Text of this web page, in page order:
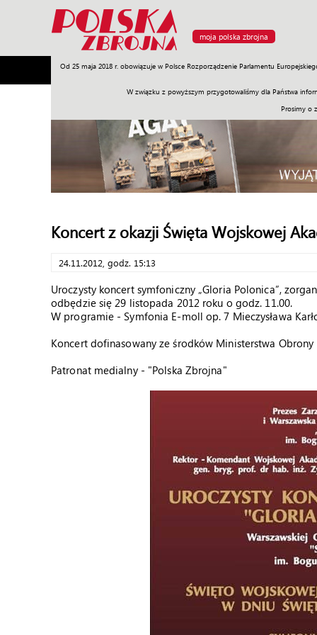
moja polska zbrojna
Od 25 maja 2018 r. obowiązuje w Polsce Rozporządzenie Parlamentu
W związku z powyższym przygotowaliśmy dla Państwa
Prosimy o
Armia Poligon Sprzęt Misje Polityka Prawo
Koncert z okazji Święta Wojskowej
24.11.2012, godz. 15:13
Uroczysty koncert symfoniczny „Gloria Polonica”,
odbędzie się 29 listopada 2012 roku o godz. 11.00.
W programie - Symfonia E-moll op. 7 Mieczysława
Koncert dofinasowany ze środków Ministerstwa
Patronat medialny - "Polska Zbrojna"